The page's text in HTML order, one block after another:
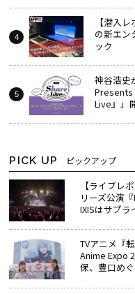
【潜入
の新エン
ック
神谷浩史
Presents
Live』」
PICK UP ピックアップ
【ライブレ
リーズ公演
IXISはサプラ
TVアニメ『
Anime Expo
保、豊口め